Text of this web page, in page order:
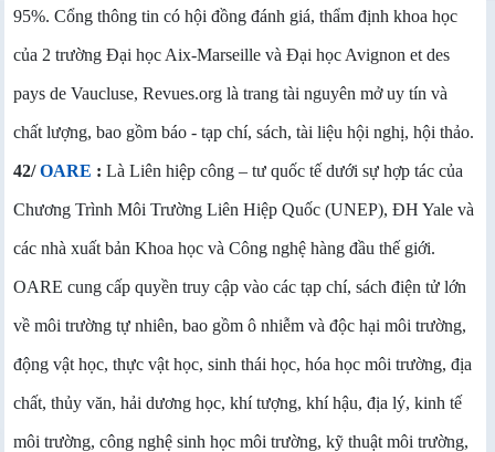
95%. Cổng thông tin có hội đồng đánh giá, thẩm định khoa học
của 2 trường Đại học Aix-Marseille và Đại học Avignon et des
pays de Vaucluse, Revues.org là trang tài nguyên mở uy tín và
chất lượng, bao gồm báo - tạp chí, sách, tài liệu hội nghị, hội thảo.
42/OARE : Là Liên hiệp công – tư quốc tế dưới sự hợp tác của
Chương Trình Môi Trường Liên Hiệp Quốc (UNEP), ĐH Yale và
các nhà xuất bản Khoa học và Công nghệ hàng đầu thế giới.
OARE cung cấp quyền truy cập vào các tạp chí, sách điện tử lớn
về môi trường tự nhiên, bao gồm ô nhiễm và độc hại môi trường,
động vật học, thực vật học, sinh thái học, hóa học môi trường, địa
chất, thủy văn, hải dương học, khí tượng, khí hậu, địa lý, kinh tế
môi trường, công nghệ sinh học môi trường, kỹ thuật môi trường,